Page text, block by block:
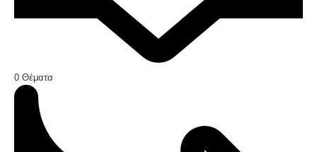
0 Θέματα